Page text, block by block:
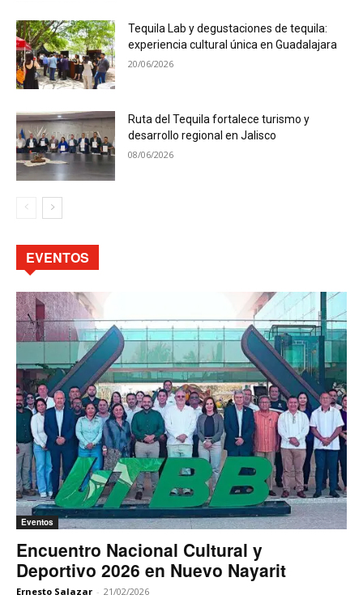
Tequila Lab y degustaciones de tequila:
experiencia cultural única en Guadalajara
20/06/2026
Ruta del Tequila fortalece turismo y
desarrollo regional en Jalisco
08/06/2026
EVENTOS
Eventos
Encuentro Nacional Cultural y
Deportivo 2026 en Nuevo Nayarit
Ernesto Salazar - 21/02/2026